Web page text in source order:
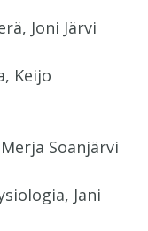
Joni Järvi
Keijo
Soanjärvi
Jani